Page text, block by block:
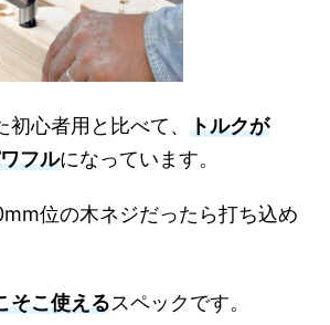
心者用と比べて、 トルクが
フルになっています。
位の木ネジだったら打ち込め
そこ使えるスペックです。